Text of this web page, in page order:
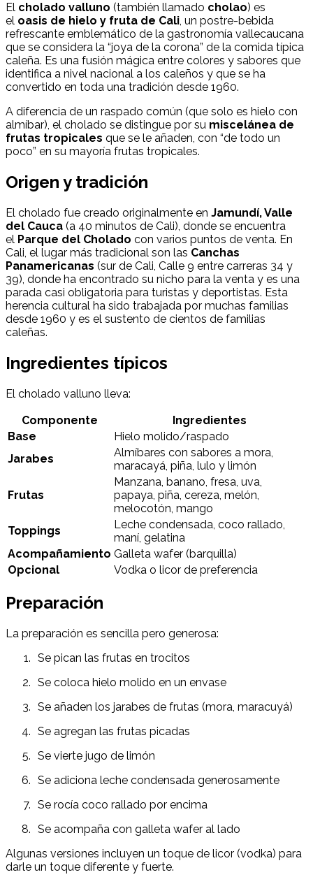
El cholado valluno (también llamado cholao) es
el oasis de hielo y fruta de Cali, un postre-bebida
refrescante emblemático de la gastronomía vallecaucana
que se considera la “joya de la corona” de la comida típica
caleña. Es una fusión mágica entre colores y sabores que
identifica a nivel nacional a los caleños y que se ha
convertido en toda una tradición desde 1960.
A diferencia de un raspado común (que solo es hielo con
almíbar), el cholado se distingue por su miscelánea de
frutas tropicales que se le añaden, con “de todo un
poco” en su mayoría frutas tropicales.
Origen y tradición
El cholado fue creado originalmente en Jamundí, Valle
del Cauca (a 40 minutos de Cali), donde se encuentra
el Parque del Cholado con varios puntos de venta. En
Cali, el lugar más tradicional son las Canchas
Panamericanas (sur de Cali, Calle 9 entre carreras 34 y
39), donde ha encontrado su nicho para la venta y es una
parada casi obligatoria para turistas y deportistas. Esta
herencia cultural ha sido trabajada por muchas familias
desde 1960 y es el sustento de cientos de familias
caleñas.
Ingredientes típicos
El cholado valluno lleva:
Componente
Ingredientes
Base
Hielo molido/raspado
Jarabes
Almíbares con sabores a mora,
maracayá, piña, lulo y limón
Frutas
Manzana, banano, fresa, uva,
papaya, piña, cereza, melón,
melocotón, mango
Toppings
Leche condensada, coco rallado,
maní, gelatina
Acompañamiento Galleta wafer (barquilla)
Opcional
Vodka o licor de preferencia
Preparación
La preparación es sencilla pero generosa:
Se pican las frutas en trocitos
Se coloca hielo molido en un envase
Se añaden los jarabes de frutas (mora, maracuyá)
Se agregan las frutas picadas
Se vierte jugo de limón
Se adiciona leche condensada generosamente
Se rocía coco rallado por encima
Se acompaña con galleta wafer al lado
Algunas versiones incluyen un toque de licor (vodka) para
darle un toque diferente y fuerte.